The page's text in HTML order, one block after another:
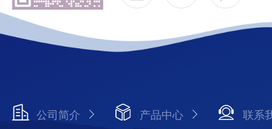
公司简介 产品中心 联系